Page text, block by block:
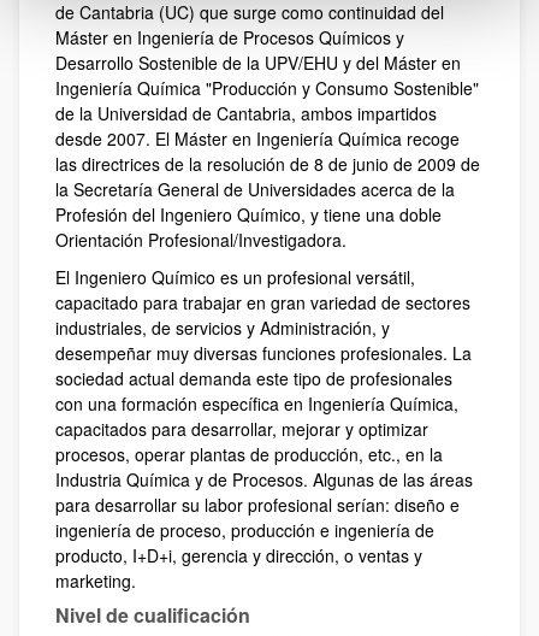
de Cantabria (UC) que surge como continuidad del
Máster en Ingeniería de Procesos Químicos y
Desarrollo Sostenible de la UPV/EHU y del Máster en
Ingeniería Química "Producción y Consumo Sostenible"
de la Universidad de Cantabria, ambos impartidos
desde 2007. El Máster en Ingeniería Química recoge
las directrices de la resolución de 8 de junio de 2009 de
la Secretaría General de Universidades acerca de la
Profesión del Ingeniero Químico, y tiene una doble
Orientación Profesional/Investigadora.
El Ingeniero Químico es un profesional versátil,
capacitado para trabajar en gran variedad de sectores
industriales, de servicios y Administración, y
desempeñar muy diversas funciones profesionales. La
sociedad actual demanda este tipo de profesionales
con una formación específica en Ingeniería Química,
capacitados para desarrollar, mejorar y optimizar
procesos, operar plantas de producción, etc., en la
Industria Química y de Procesos. Algunas de las áreas
para desarrollar su labor profesional serían: diseño e
ingeniería de proceso, producción e ingeniería de
producto, I+D+i, gerencia y dirección, o ventas y
marketing.
Nivel de cualificación